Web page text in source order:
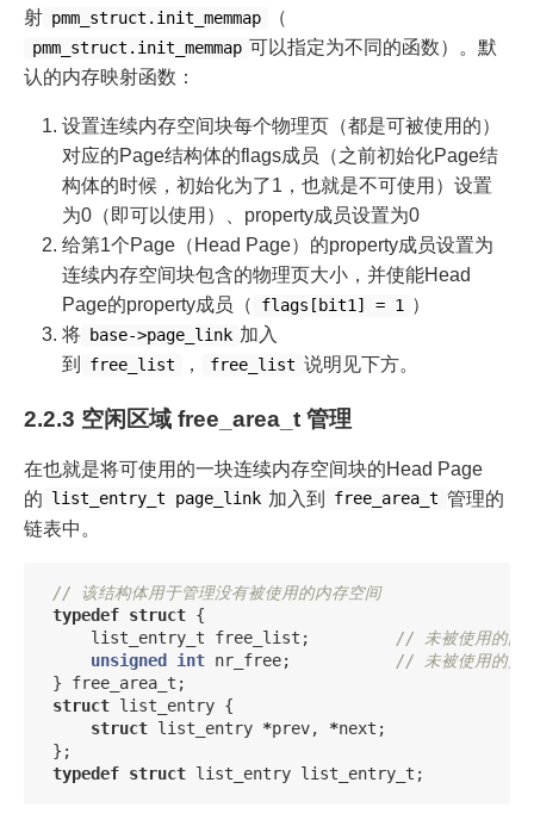
射 pmm_struct.init_memmap （
pmm_struct.init_memmap 可以指定为不同的函数）。默
认的内存映射函数：
设置连续内存空间块每个物理页（都是可被使用的）
对应的Page结构体的flags成员（之前初始化Page结
构体的时候，初始化为了1，也就是不可使用）设置
为0（即可以使用）、property成员设置为0
给第1个Page（Head Page）的property成员设置为
连续内存空间块包含的物理页大小，并使能Head
Page的property成员（
flags[bit1] = 1 ）
将 base->page_link 加入
到
free_list ， free_list 说明见下方。
2.2.3 空闲区域 free_area_t 管理
在也就是将可使用的一块连续内存空间块的Head Page
的 list_entry_t page_link 加入到 free_area_t 管理的
链表中。
// 该结构体用于管理没有被使用的内存空间
typedef struct {
list_entry_t
free_list ;
// 未被使用的内
unsigned int nr_free;
// 未被使用的页
}
free_area_t ;
struct list_entry {
struct list_entry *prev, *next ;
};
typedef struct list_entry list_entry_t ;